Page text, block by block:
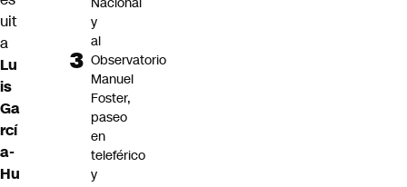
uit
a
Lu
is
Ga
rcí
a-
Hu
y
al
Observatorio
Manuel
Foster,
paseo
en
teleférico
y